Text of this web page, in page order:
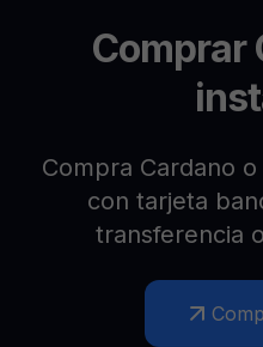
Comprar
Compra Cardano
con tarjeta
transferencia